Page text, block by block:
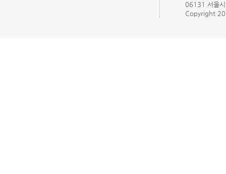
06131 서울
Copyright